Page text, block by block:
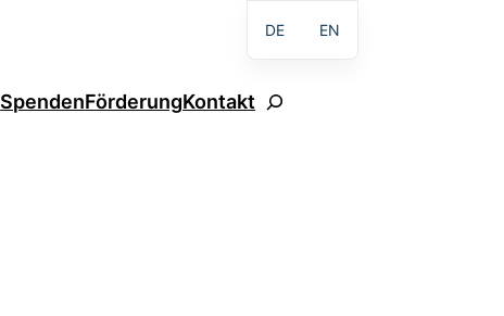
SpendenFörderungKontakt Suchen
DE EN